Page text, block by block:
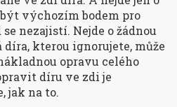
výchozím bodem pro
nezajistí. Nejde o žádnou
kterou ignorujete, může
opravu celého
díru ve zdi je
jak na to.